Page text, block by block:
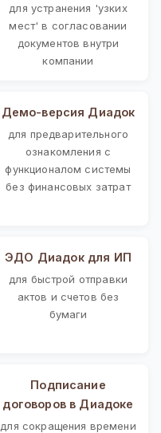
для устранения 'узких
мест' в согласовании
документов внутри
компании
Демо-версия Диадок
для предварительного
ознакомления с
функционалом системы
без финансовых затрат
ЭДО Диадок для ИП
для быстрой отправки
актов и счетов без
бумаги
Подписание
договоров в Диадоке
для сокращения времени